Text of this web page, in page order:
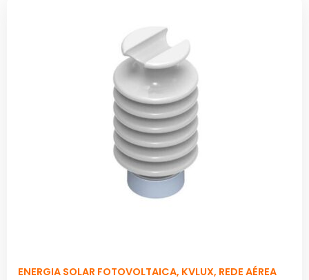
ENERGIA SOLAR FOTOVOLTAICA, KVLUX, REDE AÉREA